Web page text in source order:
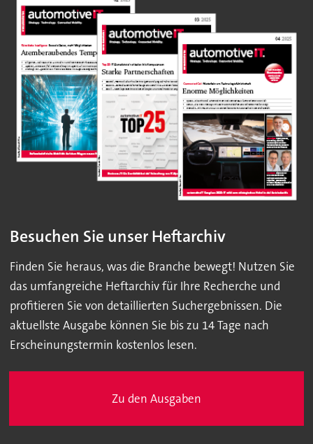
Besuchen Sie unser Heftarchiv
Finden Sie heraus, was die Branche bewegt! Nutzen Sie
das umfangreiche Heftarchiv für Ihre Recherche und
profitieren Sie von detaillierten Suchergebnissen. Die
aktuellste Ausgabe können Sie bis zu 14 Tage nach
Erscheinungstermin kostenlos lesen.
Zu den Ausgaben